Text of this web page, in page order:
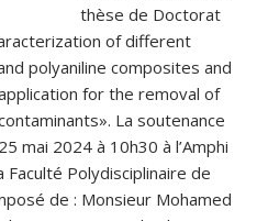
thèse de Doctorat
of different
polyaniline composites and
for the removal of
La soutenance
mai 2024 à 10h30 à l’Amphi
Polydisciplinaire de
de : Monsieur Mohamed